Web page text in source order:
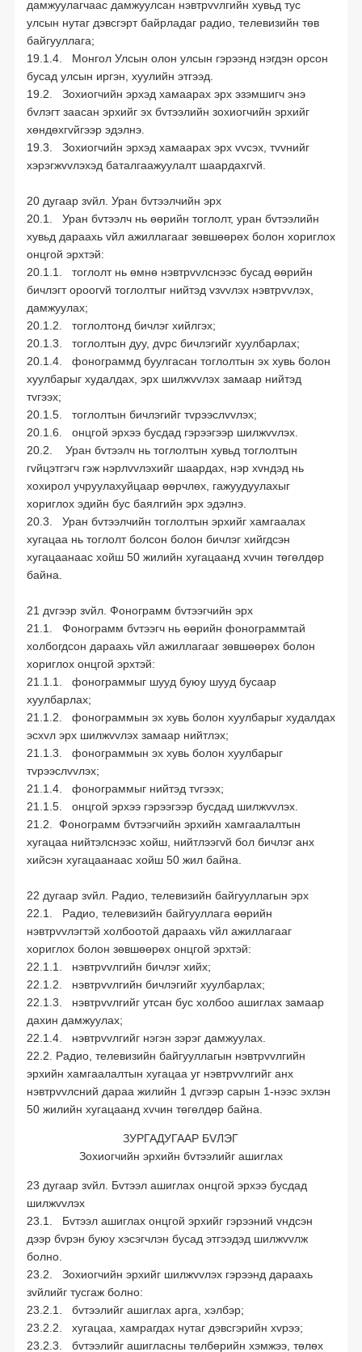
дамжуулагчаас дамжуулсан нэвтрvvлгийн хувьд тус
улсын нутаг дэвсгэрт байрладаг радио, телевизийн төв
байгууллага;
19.1.4. Монгол Улсын олон улсын гэрээнд нэгдэн орсон
бусад улсын иргэн, хуулийн этгээд.
19.2. Зохиогчийн эрхэд хамаарах эрх эзэмшигч энэ
бvлэгт заасан эрхийг эх бvтээлийн зохиогчийн эрхийг
хөндөхгvйгээр эдэлнэ.
19.3. Зохиогчийн эрхэд хамаарах эрх vvсэх, тvvнийг
хэрэгжvvлэхэд баталгаажуулалт шаардахгvй.
20 дугаар зvйл. Уран бvтээлчийн эрх
20.1. Уран бvтээлч нь өөрийн тоглолт, уран бvтээлийн
хувьд дараахь vйл ажиллагааг зөвшөөрөх болон хориглох
онцгой эрхтэй:
20.1.1. тоглолт нь өмнө нэвтрvvлснээс бусад өөрийн
бичлэгт ороогvй тоглолтыг нийтэд vзvvлэх нэвтрvvлэх,
дамжуулах;
20.1.2. тоглолтонд бичлэг хийлгэх;
20.1.3. тоглолтын дуу, дvрс бичлэгийг хуулбарлах;
20.1.4. фонограммд буулгасан тоглолтын эх хувь болон
хуулбарыг худалдах, эрх шилжvvлэх замаар нийтэд
тvгээх;
20.1.5. тоглолтын бичлэгийг тvрээслvvлэх;
20.1.6. онцгой эрхээ бусдад гэрээгээр шилжvvлэх.
20.2. Уран бvтээлч нь тоглолтын хувьд тоглолтын
гvйцэтгэгч гэж нэрлvvлэхийг шаардах, нэр хvндэд нь
хохирол учруулахуйцаар өөрчлөх, гажуудуулахыг
хориглох эдийн бус баялгийн эрх эдэлнэ.
20.3. Уран бvтээлчийн тоглолтын эрхийг хамгаалах
хугацаа нь тоглолт болсон болон бичлэг хийгдсэн
хугацаанаас хойш 50 жилийн хугацаанд хvчин төгөлдөр
байна.
21 дvгээр зvйл. Фонограмм бvтээгчийн эрх
21.1. Фонограмм бvтээгч нь өөрийн фонограммтай
холбогдсон дараахь vйл ажиллагааг зөвшөөрөх болон
хориглох онцгой эрхтэй:
21.1.1. фонограммыг шууд буюу шууд бусаар
хуулбарлах;
21.1.2. фонограммын эх хувь болон хуулбарыг худалдах
эсхvл эрх шилжvvлэх замаар нийтлэх;
21.1.3. фонограммын эх хувь болон хуулбарыг
тvрээслvvлэх;
21.1.4. фонограммыг нийтэд тvгээх;
21.1.5. онцгой эрхээ гэрээгээр бусдад шилжvvлэх.
21.2. Фонограмм бvтээгчийн эрхийн хамгаалалтын
хугацаа нийтэлснээс хойш, нийтлээгvй бол бичлэг анх
хийсэн хугацаанаас хойш 50 жил байна.
22 дугаар зvйл. Радио, телевизийн байгууллагын эрх
22.1. Радио, телевизийн байгууллага өөрийн
нэвтрvvлэгтэй холбоотой дараахь vйл ажиллагааг
хориглох болон зөвшөөрөх онцгой эрхтэй:
22.1.1. нэвтрvvлгийн бичлэг хийх;
22.1.2. нэвтрvvлгийн бичлэгийг хуулбарлах;
22.1.3. нэвтрvvлгийг утсан бус холбоо ашиглах замаар
дахин дамжуулах;
22.1.4. нэвтрvvлгийг нэгэн зэрэг дамжуулах.
22.2. Радио, телевизийн байгууллагын нэвтрvvлгийн
эрхийн хамгаалалтын хугацаа уг нэвтрvvлгийг анх
нэвтрvvлсний дараа жилийн 1 дvгээр сарын 1-нээс эхлэн
50 жилийн хугацаанд хvчин төгөлдөр байна.
ЗУРГАДУГААР БVЛЭГ
Зохиогчийн эрхийн бvтээлийг ашиглах
23 дугаар зvйл. Бvтээл ашиглах онцгой эрхээ бусдад
шилжvvлэх
23.1. Бvтээл ашиглах онцгой эрхийг гэрээний vндсэн
дээр бvрэн буюу хэсэгчлэн бусад этгээдэд шилжvvлж
болно.
23.2. Зохиогчийн эрхийг шилжvvлэх гэрээнд дараахь
зvйлийг тусгаж болно:
23.2.1. бvтээлийг ашиглах арга, хэлбэр;
23.2.2. хугацаа, хамрагдах нутаг дэвсгэрийн хvрээ;
23.2.3. бvтээлийг ашигласны төлбөрийн хэмжээ, төлөх